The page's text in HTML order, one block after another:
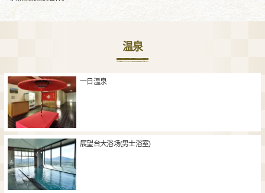
温泉
一日温泉
展望台大浴场(男士浴室)